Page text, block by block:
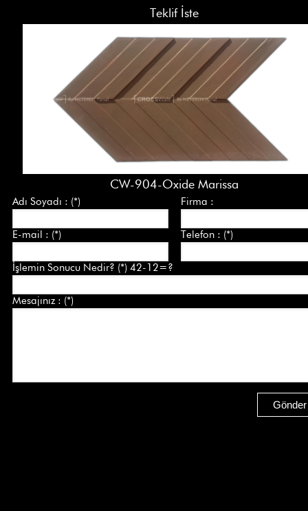
Teklif İste
CW-904-Oxide Marissa
Adı Soyadı : (*) Firma :
E-mail : (*) Telefon : (*)
İşlemin Sonucu Nedir? (*) 42-12=?
Mesajınız : (*)